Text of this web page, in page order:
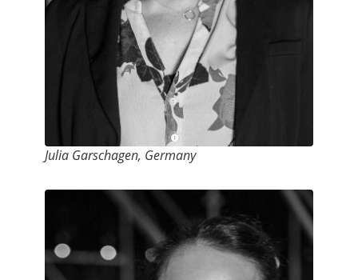
Julia Garschagen, Germany